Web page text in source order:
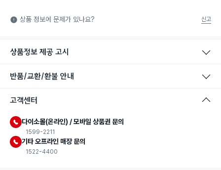
식품용 기구: 식품위생법에서 정한 규격에 따라 제조되어 식품 또
는 식품첨가물에 사용할 수 있는 식품용기구라는 표시입니다.
상품 정보에 문제가 있나요? 신고
상품정보 제공 고시
반품/교환/환불 안내
고객센터
다이소몰(온라인) / 모바일 상품권 문의
1599-2211
기타 오프라인 매장 문의
1522-4400